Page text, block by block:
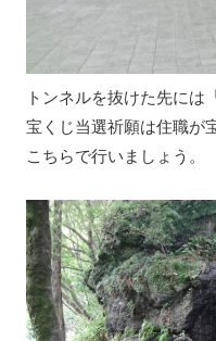
トンネルを抜けた先には
宝くじ当選祈願は住職が
こちらで行いましょう。